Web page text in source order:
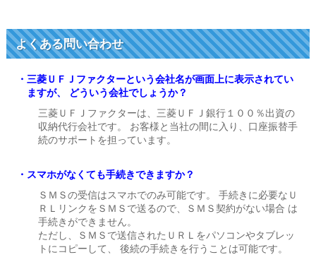
よくある問い合わせ
三菱ＵＦＪファクターという会社名が画面上に表示されてい
ますが、 どういう会社でしょうか？
三菱ＵＦＪファクターは、三菱ＵＦＪ銀行１００％出資の
収納代行会社です。 お客様と当社の間に入り、口座振替手
続のサポートを担っています。
スマホがなくても手続きできますか？
ＳＭＳの受信はスマホでのみ可能です。 手続きに必要なＵ
ＲＬリンクをＳＭＳで送るので、ＳＭＳ契約がない場合 は
手続きができません。
ただし、ＳＭＳで送信されたＵＲＬをパソコンやタブレッ
トにコピーして、 後続の手続きを行うことは可能です。